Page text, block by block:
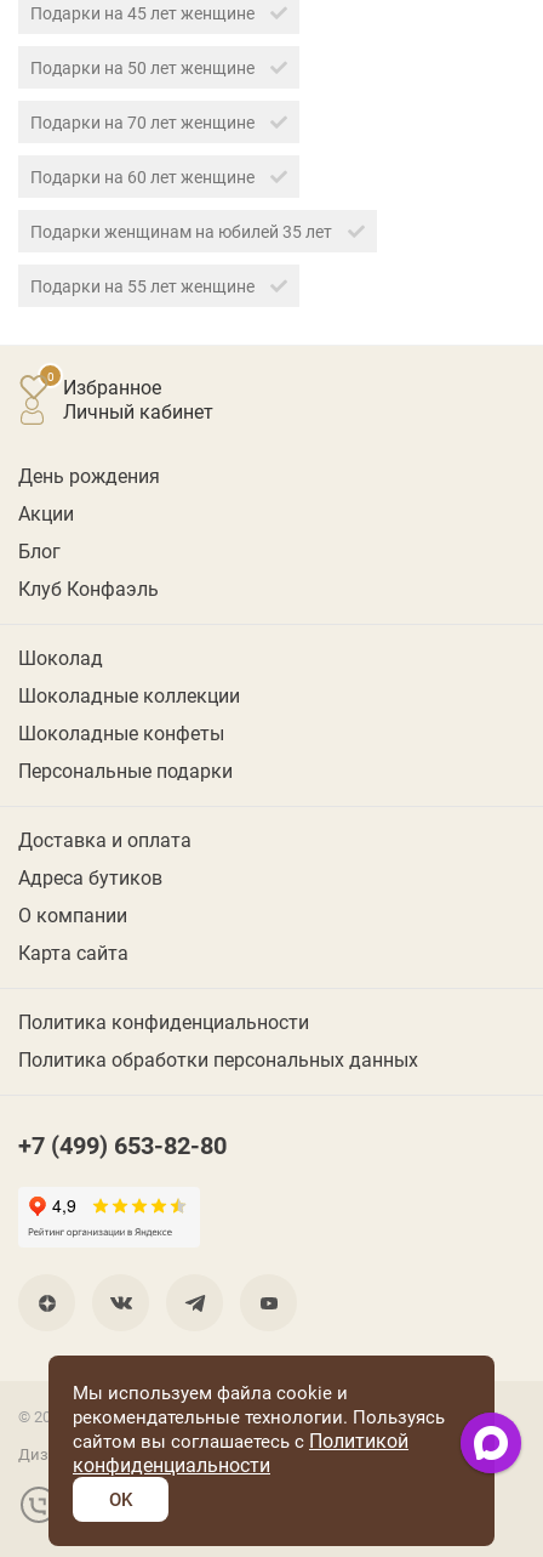
Подарки на 45 лет женщине
Подарки на 50 лет женщине
Подарки на 70 лет женщине
Подарки на 60 лет женщине
Подарки женщинам на юбилей 35 лет
Подарки на 55 лет женщине
Избранное
личный кабинет
День рождения
Акции
Блог
Клуб Конфаэль
Шоколад
Шоколадные коллекции
Шоколадные конфеты
Персональные подарки
Доставка и оплата
Адреса бутиков
О компании
Карта сайта
Политика конфиденциальности
Политика обработки персональных данных
+7 (499) 653-82-80
© 2001 Группа компаний «Конфаэль»
Дизайн —RUSO
Разработка и поддержка сайта: «Четвертый Рим»
Мы используем файла cookie и
рекомендательные технологии. Пользуясь
сайтом вы соглашаетесь с Политикой
конфиденциальности
OK